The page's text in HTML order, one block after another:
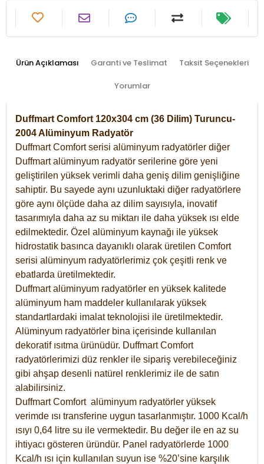
Ürün Açıklaması Garanti ve Teslimat Taksit Seçenekleri
Yorumlar
Duffmart Comfort 120x304 cm (36 Dilim) Turuncu-
2004 Alüminyum Radyatör
Duffmart Comfort serisi alüminyum radyatörler diğer
Duffmart alüminyum radyatör serilerine göre yeni
geliştirilen yüksek verimli daha geniş dilim genişliğine
sahiptir. Bu sayede aynı uzunluktaki diğer radyatörlere
göre aynı ölçüde daha az dilim sayısıyla, inovatif
tasarımıyla daha az su miktarı ile daha yüksek ısı elde
edilmektedir. Özel alüminyum kaynağı ile yüksek
hidrostatik basınca dayanıklı olarak üretilen Comfort
serisi alüminyum radyatörlerimiz çok çeşitli renk ve
ebatlarda üretilmektedir.
Duffmart alüminyum radyatörler en yüksek kalitede
alüminyum ham maddeler kullanılarak yüksek
standartlardaki imalat teknolojisi ile üretilmektedir.
Alüminyum radyatörler bina içerisinde kullanılan
dekoratif ısıtma ürünüdür. Duffmart Comfort
radyatörlerimizi düz renkler ile sipariş verebileceğiniz
gibi ahşap desenli natürel renklerimiz ile de satın
alabilirsiniz.
Duffmart Comfort alüminyum radyatörler yüksek
verimde ısı transferine uygun tasarlanmıştır. 1000 Kcal/h
ısıyı 0,64 litre su ile vermektedir. Bu değer ile en az su
ihtiyacı gösteren üründür. Panel radyatörlerde 1000
Kcal/h ısı için kullanılan suyun ise %20’sine karşılık